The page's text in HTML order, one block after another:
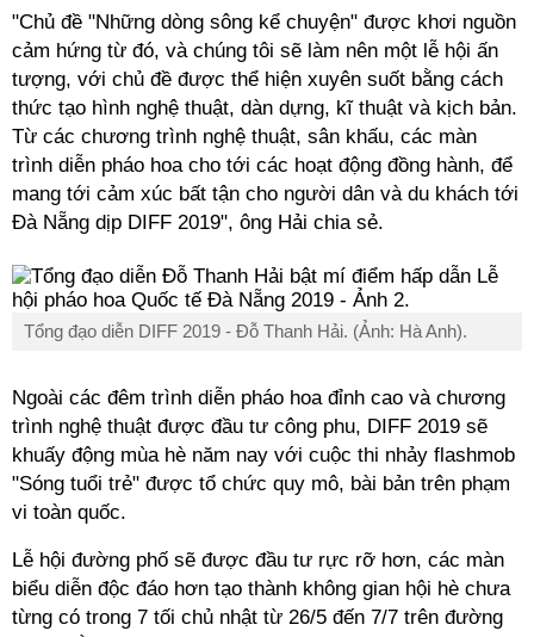
"Chủ đề "Những dòng sông kể chuyện" được khơi nguồn
cảm hứng từ đó, và chúng tôi sẽ làm nên một lễ hội ấn
tượng, với chủ đề được thể hiện xuyên suốt bằng cách
thức tạo hình nghệ thuật, dàn dựng, kĩ thuật và kịch bản.
Từ các chương trình nghệ thuật, sân khấu, các màn
trình diễn pháo hoa cho tới các hoạt động đồng hành, để
mang tới cảm xúc bất tận cho người dân và du khách tới
Đà Nẵng dịp DIFF 2019", ông Hải chia sẻ.
Tổng đạo diễn DIFF 2019 - Đỗ Thanh Hải. (Ảnh: Hà Anh).
Ngoài các đêm trình diễn pháo hoa đỉnh cao và chương
trình nghệ thuật được đầu tư công phu, DIFF 2019 sẽ
khuấy động mùa hè năm nay với cuộc thi nhảy flashmob
"Sóng tuổi trẻ" được tổ chức quy mô, bài bản trên phạm
vi toàn quốc.
Lễ hội đường phố sẽ được đầu tư rực rỡ hơn, các màn
biểu diễn độc đáo hơn tạo thành không gian hội hè chưa
từng có trong 7 tối chủ nhật từ 26/5 đến 7/7 trên đường